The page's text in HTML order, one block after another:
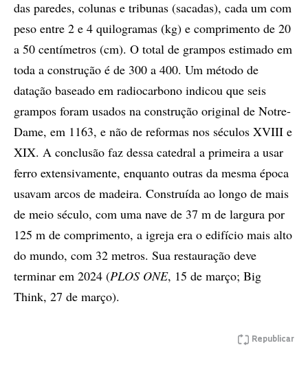
das paredes, colunas e tribunas (sacadas), cada um com
peso entre 2 e 4 quilogramas (kg) e comprimento de 20
a 50 centímetros (cm). O total de grampos estimado em
toda a construção é de 300 a 400. Um método de
datação baseado em radiocarbono indicou que seis
grampos foram usados na construção original de Notre-
Dame, em 1163, e não de reformas nos séculos XVIII e
XIX. A conclusão faz dessa catedral a primeira a usar
ferro extensivamente, enquanto outras da mesma época
usavam arcos de madeira. Construída ao longo de mais
de meio século, com uma nave de 37 m de largura por
125 m de comprimento, a igreja era o edifício mais alto
do mundo, com 32 metros. Sua restauração deve
terminar em 2024 (PLOS ONE, 15 de março; Big
Think, 27 de março).
Republicar